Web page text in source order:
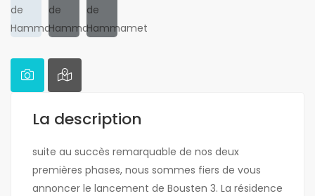
La description
suite au succès remarquable de nos deux
premières phases, nous sommes fiers de vous
annoncer le lancement de Bousten 3. La résidence